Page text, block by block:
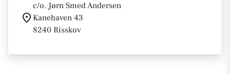
c/o. Jørn Smed Andersen
Kanehaven 43
8240 Risskov